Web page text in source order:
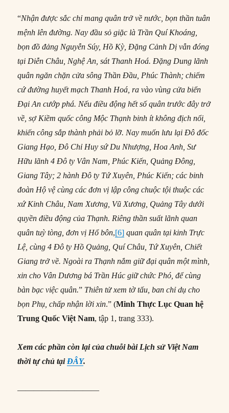
“Nhận được sắc chỉ mangquân trởvề nước, bọn thần tuân
mệnh lên đường. Nay đầu sỏ giặc là Trần Quí Khoáng,
bọn đồ đảng Nguyễn Súy, Hồ Kỳ, Đặng Cảnh Dị vẫn đóng
tại Diễn Châu, Nghệ An, sát Thanh Hoá. Đặng Dung lãnh
quân ngăn chặn cửa sông Thần Đầu, Phúc Thành; chiếm
cứ đường huyết mạch Thanh Hoá, ra vào vùng cửa biển
Đại An cướp phá. Nếu điều động hết sốquân trước đây trở
về , sợ Kiềm quốc công Mộc Thạnh binh ít không địch nổi,
khiến công sắp thành phải bỏ lỡ. Nay muốn lưu lại Đô đốc
Giang Hạo, Đô Chỉ Huy sứ Du Nhượng, Hoa Anh, Sư
Hữu lãnh 4 Đô ty Vân Nam, Phúc Kiến, Quảng Đông,
Giang Tây; 2 hành Đô ty Tứ Xuyên, Phúc Kiến; các binh
đoàn Hộ vệ cùng các đơn vị lập công chuộc tội thuộc các
xứ Kinh Châu, Nam Xương, Vũ Xương, Quảng Tây dưới
quyền điều động của Thạnh. Riêng thần suất lãnh quan
quân tuỳ tòng, đơn vị Hổbôn,[6] quanquân tại kinh Trực
Lệ, cùng 4 Đô ty Hồ Quảng, Quí Châu, Tứ Xuyên, Chiết
Giang trởvề. Ngoài ra Thạnh nắm giữ đạiquân một mình,
xin cho Vân Dương bá Trần Húc giữ chức Phó, để cùng
bàn bạc việcquân.” Thiên tử xem tờ tấu, ban chỉ dụ cho
bọn Phụ, chấp nhận lời xin.” (Minh Thực Lục Quan hệ
Trung Quốc Việt Nam, tập 1, trang 333).
Xem các phần còn lại của chuỗi bài Lịch sử Việt Nam
thời tự chủ tạiĐÂY.
——————————